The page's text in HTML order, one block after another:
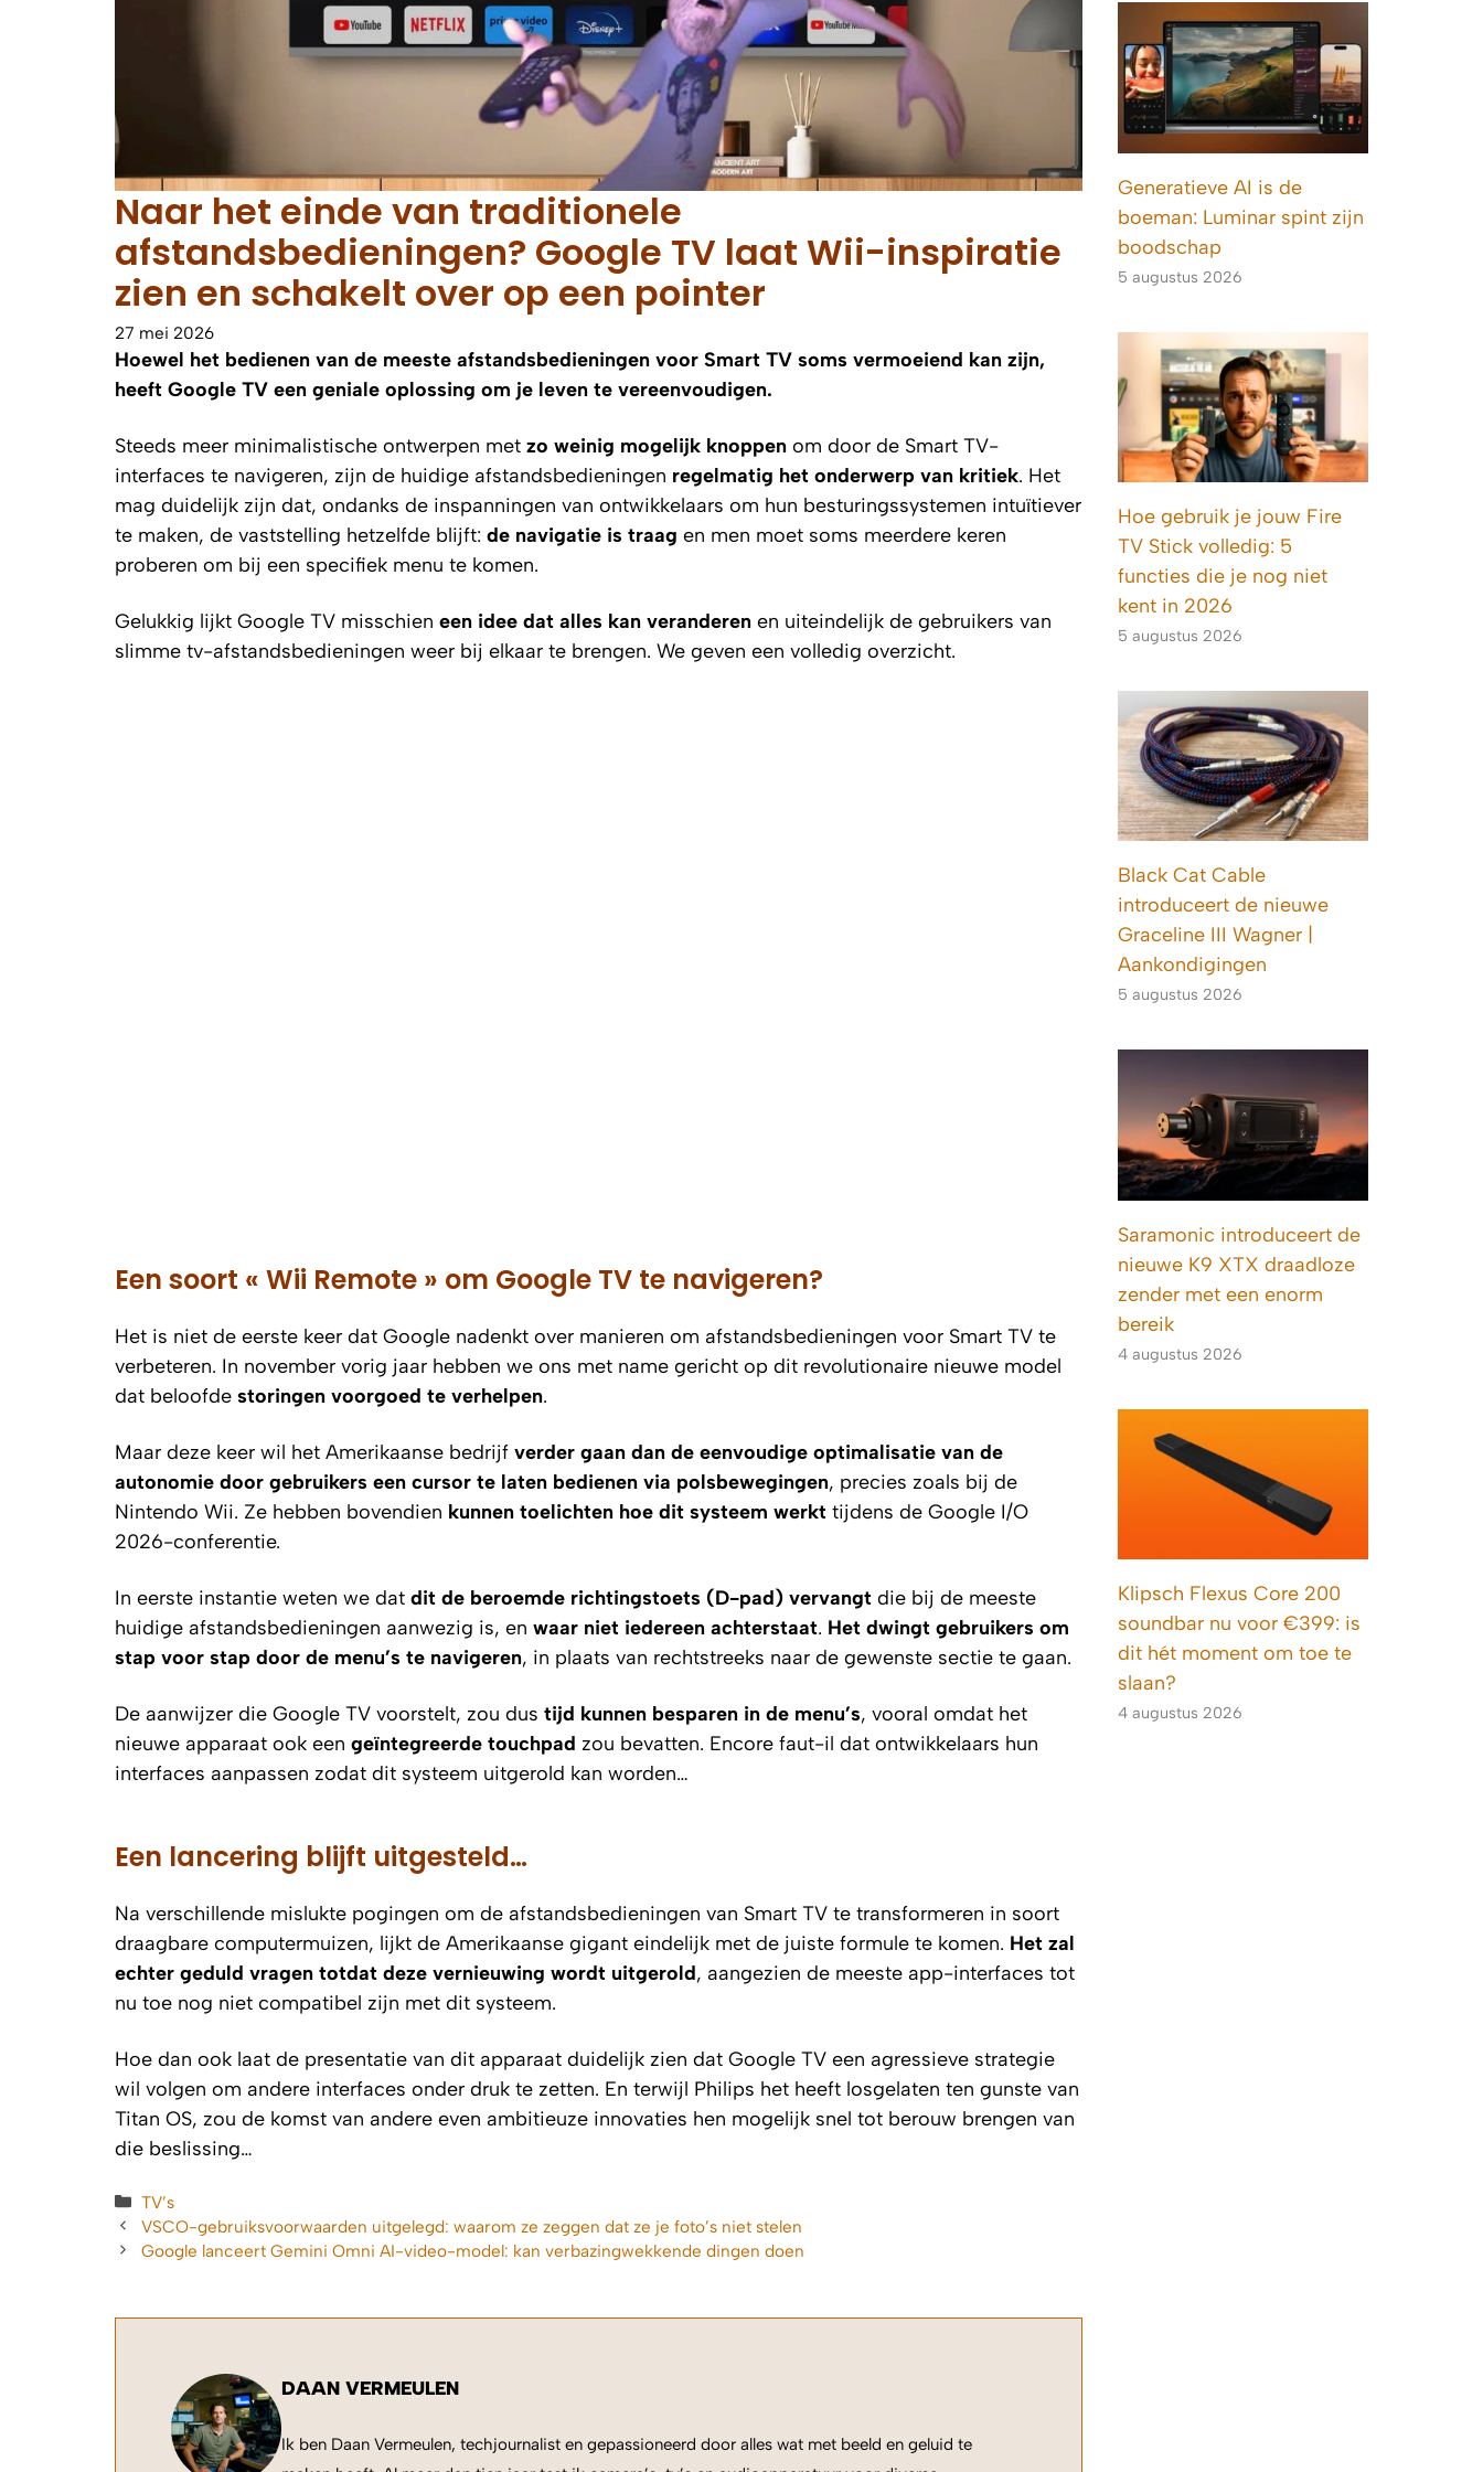
Naar het einde van traditionele
afstandsbedieningen? Google TV laat Wii-inspiratie
zien en schakelt over op een pointer
27 mei 2026
Hoewel het bedienen van de meeste afstandsbedieningen voor Smart TV soms vermoeiend kan zijn,
heeft Google TV een geniale oplossing om je leven te vereenvoudigen.
Steeds meer minimalistische ontwerpen met zo weinig mogelijk knoppen om door de Smart TV-
interfaces te navigeren, zijn de huidige afstandsbedieningen regelmatig het onderwerp van kritiek. Het
mag duidelijk zijn dat, ondanks de inspanningen van ontwikkelaars om hun besturingssystemen intuïtiever
te maken, de vaststelling hetzelfde blijft: de navigatie is traag en men moet soms meerdere keren
proberen om bij een specifiek menu te komen.
Gelukkig lijkt Google TV misschien een idee dat alles kan veranderen en uiteindelijk de gebruikers van
slimme tv-afstandsbedieningen weer bij elkaar te brengen. We geven een volledig overzicht.
Een soort « Wii Remote » om Google TV te navigeren?
Het is niet de eerste keer dat Google nadenkt over manieren om afstandsbedieningen voor Smart TV te
verbeteren. In november vorig jaar hebben we ons met name gericht op dit revolutionaire nieuwe model
dat beloofde storingen voorgoed te verhelpen.
Maar deze keer wil het Amerikaanse bedrijf verder gaan dan de eenvoudige optimalisatie van de
autonomie door gebruikers een cursor te laten bedienen via polsbewegingen, precies zoals bij de
Nintendo Wii. Ze hebben bovendien kunnen toelichten hoe dit systeem werkt tijdens de Google I/O
2026-conferentie.
In eerste instantie weten we dat dit de beroemde richtingstoets (D-pad) vervangt die bij de meeste
huidige afstandsbedieningen aanwezig is, en waar niet iedereen achterstaat. Het dwingt gebruikers om
stap voor stap door de menu’s te navigeren, in plaats van rechtstreeks naar de gewenste sectie te gaan.
De aanwijzer die Google TV voorstelt, zou dus tijd kunnen besparen in de menu’s, vooral omdat het
nieuwe apparaat ook een geïntegreerde touchpad zou bevatten. Encore faut-il dat ontwikkelaars hun
interfaces aanpassen zodat dit systeem uitgerold kan worden…
Een lancering blijft uitgesteld…
Na verschillende mislukte pogingen om de afstandsbedieningen van Smart TV te transformeren in soort
draagbare computermuizen, lijkt de Amerikaanse gigant eindelijk met de juiste formule te komen. Het zal
echter geduld vragen totdat deze vernieuwing wordt uitgerold, aangezien de meeste app-interfaces tot
nu toe nog niet compatibel zijn met dit systeem.
Hoe dan ook laat de presentatie van dit apparaat duidelijk zien dat Google TV een agressieve strategie
wil volgen om andere interfaces onder druk te zetten. En terwijl Philips het heeft losgelaten ten gunste van
Titan OS, zou de komst van andere even ambitieuze innovaties hen mogelijk snel tot berouw brengen van
die beslissing…
Categorieën
TV’s
VSCO-gebruiksvoorwaarden uitgelegd: waarom ze zeggen dat ze je foto’s niet stelen
Google lanceert Gemini Omni AI-video-model: kan verbazingwekkende dingen doen
DAAN VERMEULEN
Ik ben Daan Vermeulen, techjournalist en gepassioneerd door alles wat met beeld en geluid te
Generatieve AI is de
boeman: Luminar spint zijn
boodschap
5 augustus 2026
Hoe gebruik je jouw Fire
TV Stick volledig: 5
functies die je nog niet
kent in 2026
5 augustus 2026
Black Cat Cable
introduceert de nieuwe
Graceline III Wagner |
Aankondigingen
5 augustus 2026
Saramonic introduceert de
nieuwe K9 XTX draadloze
zender met een enorm
bereik
4 augustus 2026
Klipsch Flexus Core 200
soundbar nu voor €399: is
dit hét moment om toe te
slaan?
4 augustus 2026